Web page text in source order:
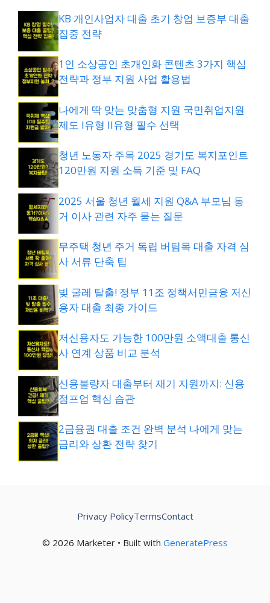
KB 개인사업자 대출 초기 창업 보증부 대출
집중 전략
1인 소상공인 초개인화 콘텐츠 3가지 핵심
전략과 정부 지원 사업 활용법
나에게 딱 맞는 맞춤형 지원 국민취업지원
제도 I유형 II유형 필수 선택
청년 노동자 주목 2025 경기도 복지포인트
120만원 지원 소득 기준 및 FAQ
2025 서울 청년 월세 지원 Q&A 부모님 동
거 이사 관련 자주 묻는 질문
무주택 청년 주거 독립 버팀목 대출 자격 심
사 서류 단축 팁
빚 굴레 탈출! 정부 11조 정책서민금융 저신
용자 대출 최종 가이드
저신용자도 가능한 100만원 소액대출 통신
사 연계 상품 비교 분석
신용불량자 대출부터 재기 지원까지: 신용
점프업 핵심 습관
2금융권 대출 조건 완벽 분석 나에게 맞는
금리와 상환 전략 찾기
© 2026 Marketer • Built with GeneratePress
Privacy PolicyTermsContact